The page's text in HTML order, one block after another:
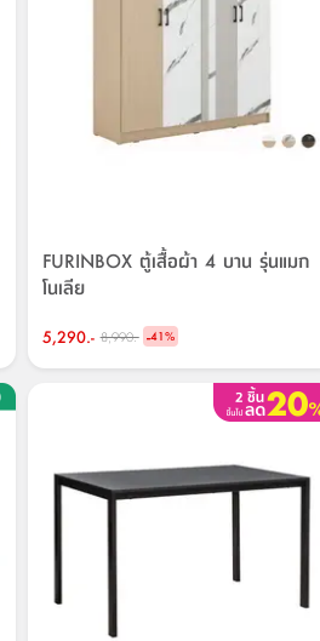
FURINBOX ตู้เสื้อผ้า 4 บาน รุ่นแมก
โนเลีย
5,290.- 8,990.- -41%